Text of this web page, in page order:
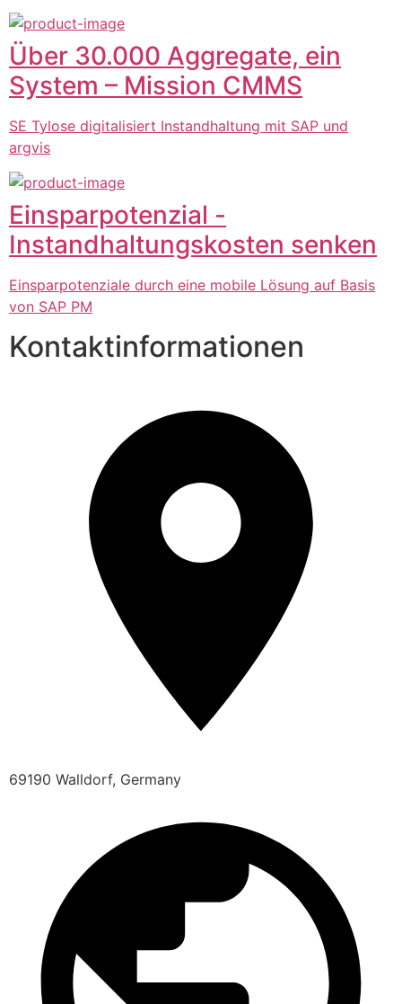
Über 30.000 Aggregate, ein
System – Mission CMMS
SE Tylose digitalisiert Instandhaltung mit SAP und
argvis
Einsparpotenzial -
Instandhaltungskosten senken
Einsparpotenziale durch eine mobile Lösung auf Basis
von SAP PM
Kontaktinformationen
69190 Walldorf, Germany